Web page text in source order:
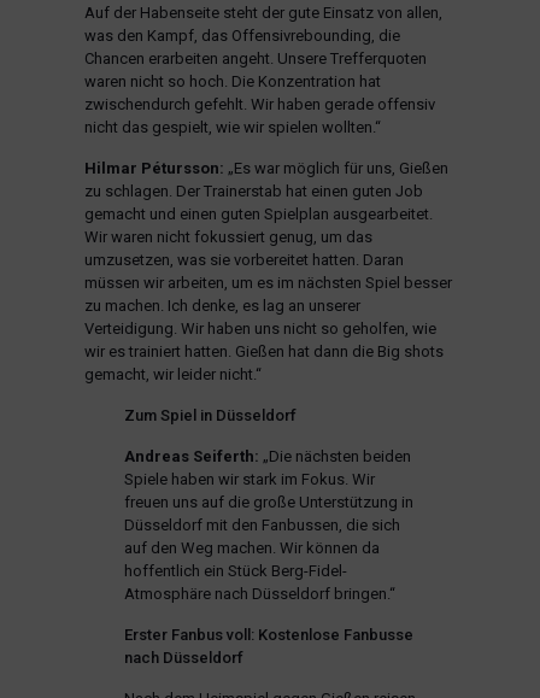
Auf der Habenseite steht der gute Einsatz von allen,
was den Kampf, das Offensivrebounding, die
Chancen erarbeiten angeht. Unsere Trefferquoten
waren nicht so hoch. Die Konzentration hat
zwischendurch gefehlt. Wir haben gerade offensiv
nicht das gespielt, wie wir spielen wollten.“
Hilmar Pétursson: „Es war möglich für uns, Gießen
zu schlagen. Der Trainerstab hat einen guten Job
gemacht und einen guten Spielplan ausgearbeitet.
Wir waren nicht fokussiert genug, um das
umzusetzen, was sie vorbereitet hatten. Daran
müssen wir arbeiten, um es im nächsten Spiel besser
zu machen. Ich denke, es lag an unserer
Verteidigung. Wir haben uns nicht so geholfen, wie
wir es trainiert hatten. Gießen hat dann die Big shots
gemacht, wir leider nicht.“
Zum Spiel in Düsseldorf
Andreas Seiferth: „Die nächsten beiden
Spiele haben wir stark im Fokus. Wir
freuen uns auf die große Unterstützung in
Düsseldorf mit den Fanbussen, die sich
auf den Weg machen. Wir können da
hoffentlich ein Stück Berg-Fidel-
Atmosphäre nach Düsseldorf bringen.“
Erster Fanbus voll: Kostenlose Fanbusse
nach Düsseldorf